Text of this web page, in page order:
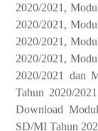
2020/2021,
2020/2021,
2020/2021,
2020/2021,
2020/2021 dan
Tahun 2020/
Download
SD/MI Tahun